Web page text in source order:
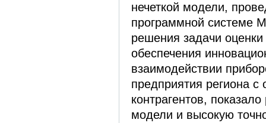
нечеткой модели,
программной системе
решения задачи оценки
обеспечения
взаимодействии
предприятия региона с
контрагентов,
модели и высокую